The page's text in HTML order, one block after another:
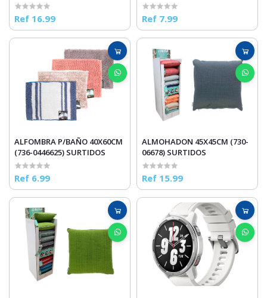
Ref 16.99 Ref 7.99
ALFOMBRA P/BAÑO 40X60CM
(736-0446625) SURTIDOS
Ref 6.99
ALMOHADON 45X45CM (730-
06678) SURTIDOS
Ref 15.99